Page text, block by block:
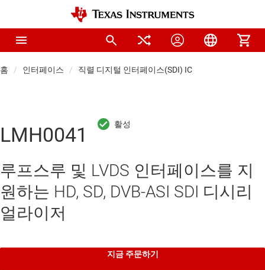
홈 인터페이스 직렬 디지털 인터페이스(SDI) IC
LMH0041
루프스루 및 LVDS 인터페이스를 지
원하는 HD, SD, DVB-ASI SDI 디시리
얼라이저
지금 주문하기